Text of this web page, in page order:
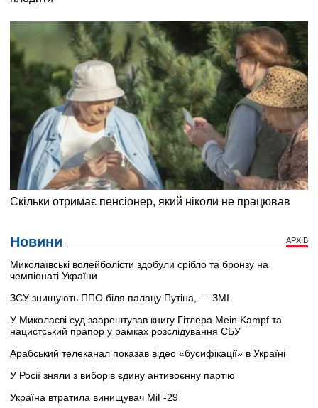
Новини АРХІВ
Миколаївські волейболісти здобули срібло та бронзу на
чемпіонаті України
ЗСУ знищують ППО біля палацу Путіна, — ЗМІ
У Миколаєві суд заарештував книгу Гітлера Mein Kampf та
нацистський прапор у рамках розслідування СБУ
Арабський телеканал показав відео «бусифікації» в Україні
У Росії зняли з виборів єдину антивоєнну партію
Україна втратила винищувач МіГ-29